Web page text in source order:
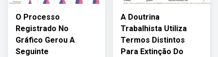
O Processo
Registrado No
Gráfico Gerou A
Seguinte
A Doutrina
Trabalhista Utiliza
Termos Distintos
Para Extinção Do